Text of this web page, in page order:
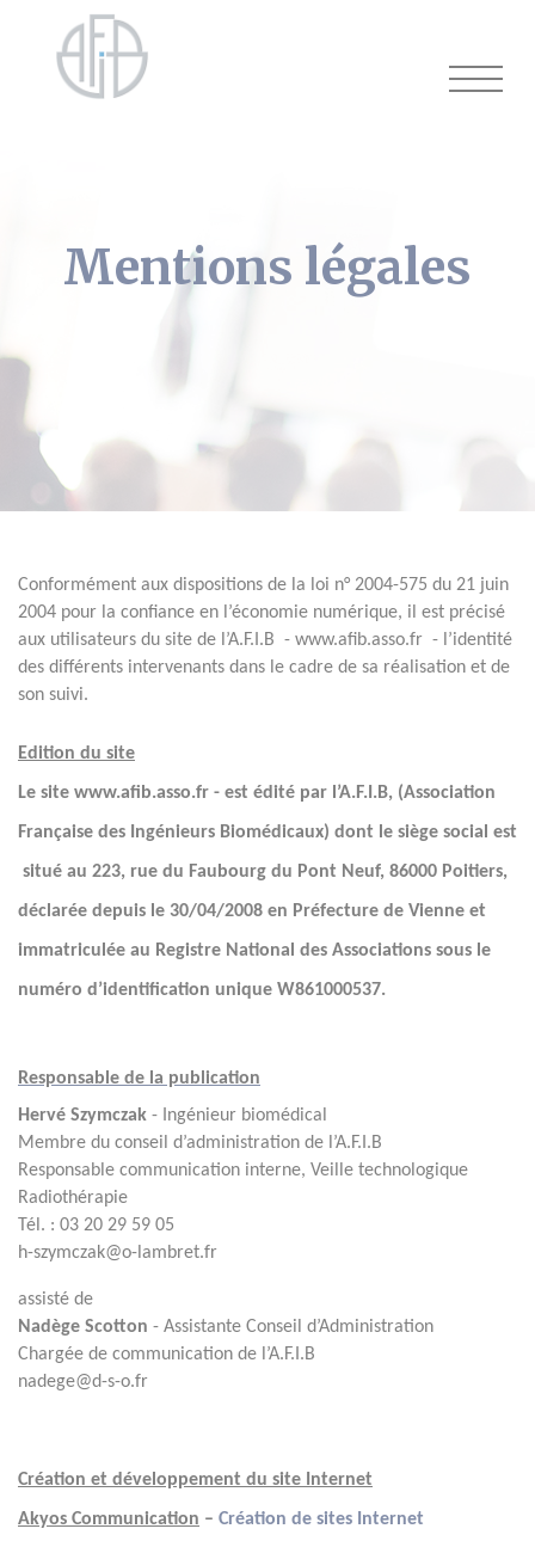
Mentions légales
Conformément aux dispositions de la loi n° 2004-575 du 21 juin
2004 pour la confiance en l’économie numérique, il est précisé
aux utilisateurs du site de l’A.F.I.B - www.afib.asso.fr - l’identité
des différents intervenants dans le cadre de sa réalisation et de
son suivi.
Edition du site
Le site www.afib.asso.fr - est édité par l’A.F.I.B, (Association
Française des Ingénieurs Biomédicaux) dont le siège social est
situé au 223, rue du Faubourg du Pont Neuf, 86000 Poitiers,
déclarée depuis le 30/04/2008 en Préfecture de Vienne et
immatriculée au Registre National des Associations sous le
numéro d’identification unique W861000537.
Responsable de la publication
Hervé Szymczak - Ingénieur biomédical
Membre du conseil d’administration de l’A.F.I.B
Responsable communication interne, Veille technologique
Radiothérapie
Tél. : 03 20 29 59 05
h-szymczak@o-lambret.fr
assisté de
Nadège Scotton - Assistante Conseil d’Administration
Chargée de communication de l’A.F.I.B
nadege@d-s-o.fr
Création et développement du site Internet
Akyos Communication – Création de sites Internet
Cookies management panel